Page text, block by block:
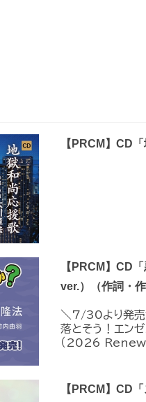
【PRCM】CD
【PRCM】CD
ver.）（作詞・
＼7/30より発
落とそう！エン
（2026
【PRCM】CD